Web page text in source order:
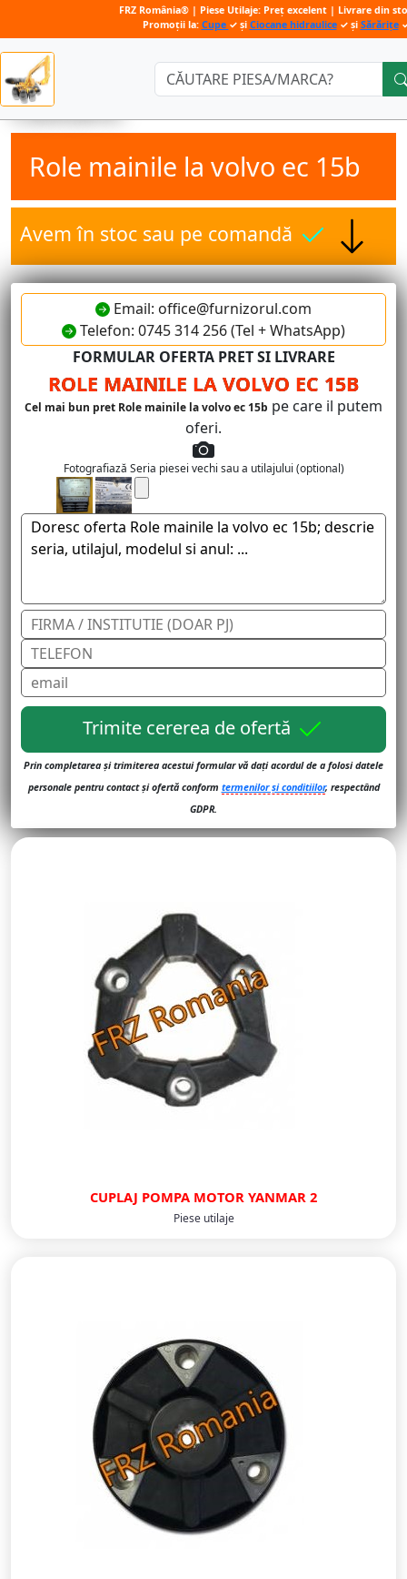
Căutare:
Role mainile la volvo ec 15b
Avem în stoc sau pe comandă
Email: office@furnizorul.com
Telefon: 0745 314 256 (Tel + WhatsApp)
FORMULAR OFERTA PRET SI LIVRARE
ROLE MAINILE LA VOLVO EC 15B
Cel mai bun pret Role mainile la volvo ec 15b pe care il putem
oferi.
Fotografiază Seria piesei vechi sau a utilajului (optional)
Trimite cererea de ofertă
Prin completarea și trimiterea acestui formular vă dați acordul de a folosi datele
personale pentru contact și ofertă conform termenilor și conditiilor, respectând
GDPR.
CUPLAJ POMPA MOTOR YANMAR 2
Piese utilaje
FRZ România® | Piese Utilaje: Preț excelent | Livrare din
Promoții la: Cupe ✓ și Ciocane hidraulice✓ și Sărărițe